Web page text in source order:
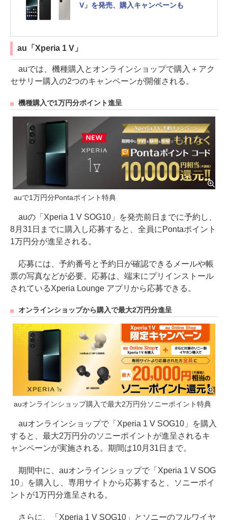
V」を発売、購入キャンペーンも
au「Xperia 1 V」
auでは、機種購入とオンラインショップで購入＋アク
セサリー購入の2つのキャンペーンが開催される。
機種購入で1万円分ポイント進呈
auで1万円分Pontaポイント特典
auの「Xperia 1 V SOG10」を発売前日までに予約し、
8月31日までに購入し応募すると、全員にPontaポイント
1万円分が進呈される。
応募には、予約番号と予約日が確認できるメールや帳
票の写真などが必要。応募は、端末にプリインストール
されているXperia Lounge アプリから応募できる。
オンラインショップから購入で最大2万円分進呈
auオンラインショップ購入で最大2万円分ソニーポイント特典
auオンラインショップで「Xperia 1 V SOG10」を購入
すると、最大2万円分のソニーポイントが進呈されるキ
ャンペーンが実施される。期間は10月31日まで。
期間中に、auオンラインショップで「Xperia 1 V SOG
10」を購入し、専用サイトから応募すると、ソニーポイ
ントが1万円分進呈される。
さらに、「Xperia 1 V SOG10」とソニーのフルワイヤ